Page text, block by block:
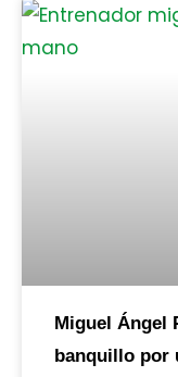
Miguel Ángel
banquillo por